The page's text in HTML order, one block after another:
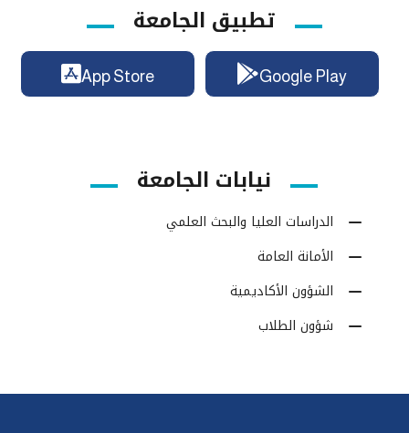
تطبيق الجامعة
Google Play
App Store
نيابات الجامعة
الدراسات العليا والبحث العلمي
الأمانة العامة
الشؤون الأكاديمية
شؤون الطلاب